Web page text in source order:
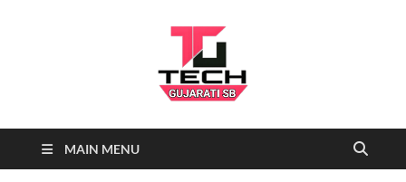
Tech
news daily, new best tech gadgets
reviews which include mobiles,
MAIN MENU